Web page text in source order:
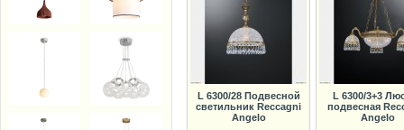
L 6300/28 Подвесной
светильник Reccagni
Angelo
L 6300/3+3
подвесная
Angelo